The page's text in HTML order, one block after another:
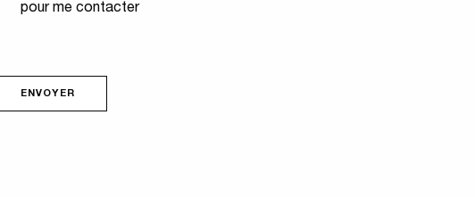
pour me contacter
ENVOYER